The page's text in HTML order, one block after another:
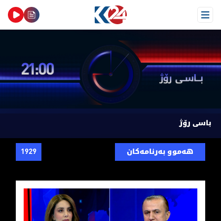
Open Menu
باسی رۆژ
هەموو بەرنامەکان
1929